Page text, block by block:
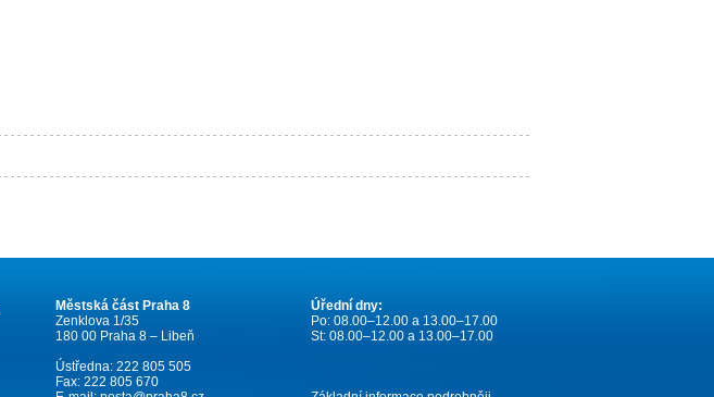
Městská část Praha 8
Zenklova 1/35
180 00 Praha 8 – Libeň
Ústředna: 222 805 505
Fax: 222 805 670
Úřední dny:
Po: 08.00–12.00 a 13.00–17.00
St: 08.00–12.00 a 13.00–17.00